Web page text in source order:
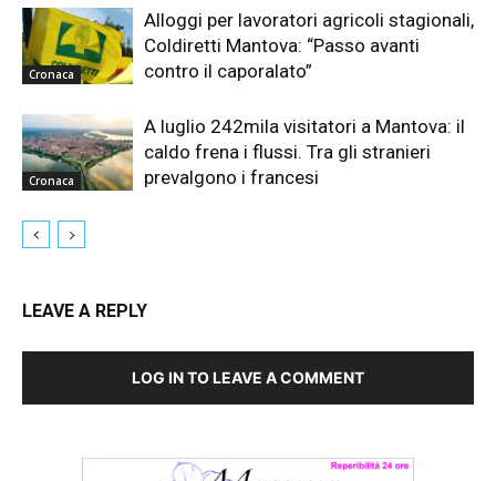
Cronaca
Alloggi per lavoratori agricoli stagionali,
Coldiretti Mantova: “Passo avanti
contro il caporalato”
Cronaca
A luglio 242mila visitatori a Mantova: il
caldo frena i flussi. Tra gli stranieri
prevalgono i francesi
LEAVE A REPLY
LOG IN TO LEAVE A COMMENT